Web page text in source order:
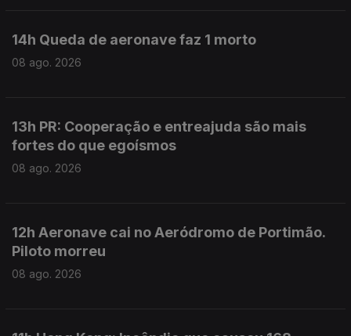
14h Queda de aeronave faz 1 morto
08 ago. 2026
13h PR: Cooperação e entreajuda são mais
fortes do que egoísmos
08 ago. 2026
12h Aeronave cai no Aeródromo de Portimão.
Piloto morreu
08 ago. 2026